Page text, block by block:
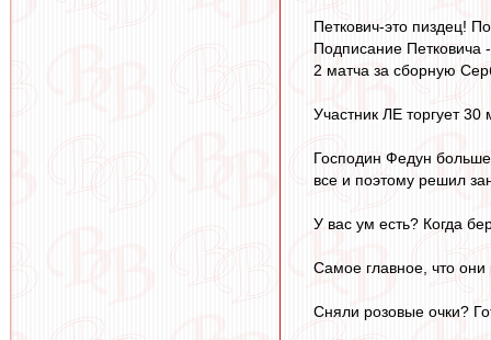
Петкович-это пиздец!
Подписание Петковича
2 матча за сборную
Участник ЛЕ торгует
Господин Федун
все и поэтому решил
У вас ум есть? Когда
Самое главное, что они
Сняли розовые очки?